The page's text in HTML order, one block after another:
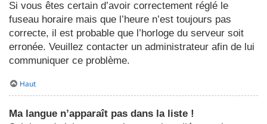
Si vous êtes certain d’avoir correctement réglé le
fuseau horaire mais que l’heure n’est toujours pas
correcte, il est probable que l’horloge du serveur soit
erronée. Veuillez contacter un administrateur afin de lui
communiquer ce problème.
Haut
Ma langue n’apparaît pas dans la liste !